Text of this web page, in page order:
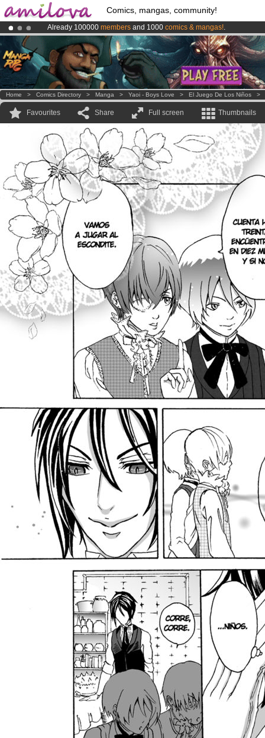
Comics, mangas, community!
Already 100000 members and 1000 comics & mangas!.
AmilovaKickstarter is now LIVE!.
Premium membership from3.95 euros per month !Get membership
Home > Comics Directory > Manga > Yaoi - Boys Love > El Juego De Los Niños >
Favourites Share Full screen Thumbnails